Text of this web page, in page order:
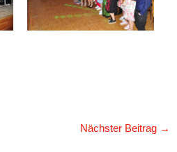
Nächster Beitrag →